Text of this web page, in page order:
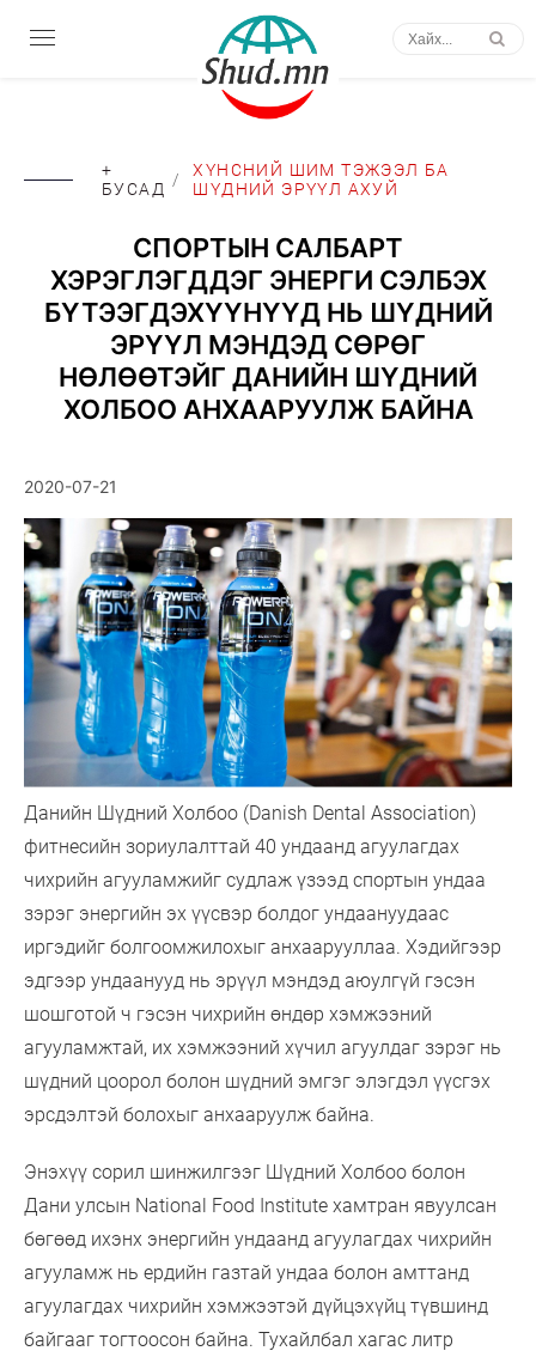
+
БУСАД /
ХҮНСНИЙ ШИМ ТЭЖЭЭЛ БА
ШҮДНИЙ ЭРҮҮЛ АХУЙ
СПОРТЫН САЛБАРТ
ХЭРЭГЛЭГДДЭГ ЭНЕРГИ СЭЛБЭХ
БҮТЭЭГДЭХҮҮНҮҮД НЬ ШҮДНИЙ
ЭРҮҮЛ МЭНДЭД СӨРӨГ
НӨЛӨӨТЭЙГ ДАНИЙН ШҮДНИЙ
ХОЛБОО АНХААРУУЛЖ БАЙНА
2020-07-21
Данийн Шүдний Холбоо (Danish Dental Association)
фитнесийн зориулалттай 40 ундаанд агуулагдах
чихрийн агууламжийг судлаж үзээд спортын ундаа
зэрэг энергийн эх үүсвэр болдог ундаануудаас
иргэдийг болгоомжилохыг анхаарууллаа. Хэдийгээр
эдгээр ундаанууд нь эрүүл мэндэд аюулгүй гэсэн
шошготой ч гэсэн чихрийн өндөр хэмжээний
агууламжтай, их хэмжээний хүчил агуулдаг зэрэг нь
шүдний цоорол болон шүдний эмгэг элэгдэл үүсгэх
эрсдэлтэй болохыг анхааруулж байна.
Энэхүү сорил шинжилгээг Шүдний Холбоо болон
Дани улсын National Food Institute хамтран явуулсан
бөгөөд ихэнх энергийн ундаанд агуулагдах чихрийн
агууламж нь ердийн газтай ундаа болон амттанд
агуулагдах чихрийн хэмжээтэй дүйцэхүйц түвшинд
байгааг тогтоосон байна. Тухайлбал хагас литр